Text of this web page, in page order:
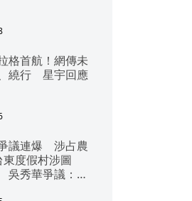
格首航！網傳未
繞行 星宇回應
議連爆 涉占農
度假村涉圖
秀華爭議：概